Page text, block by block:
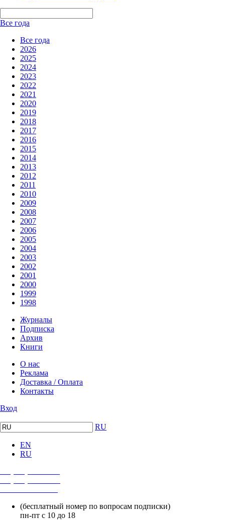
Все года
Все года
2026
2025
2024
2023
2022
2021
2020
2019
2018
2017
2016
2015
2014
2013
2012
2011
2010
2009
2008
2007
2006
2005
2004
2003
2002
2001
2000
1999
1998
Журналы
Подписка
Архив
Книги
О нас
Реклама
Доставка / Оплата
Контакты
Вход
RU
EN
RU
(бесплатный номер по вопросам подписки)
пн-пт с 10 до 18